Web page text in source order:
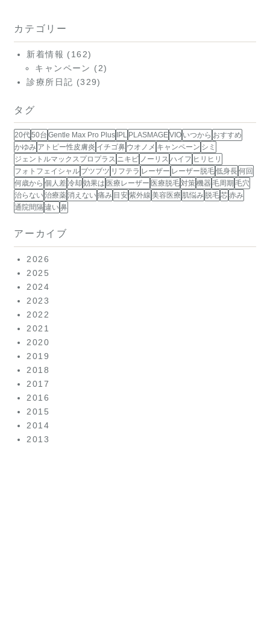
カテゴリー
新着情報 (162)
キャンペーン (2)
診療所日記 (329)
タグ
20代50台 Gentle Max Pro Plus IPL PLASMAGEVIO いつから おすすめ
かゆみ アトピー性皮膚炎 イチゴ鼻 ウオノメ キャンペーン シミ
ジェントルマックスプロプラス ニキビ ノーリス ハイフ ヒリヒリ
フォトフェイシャル ブツブツ リフテラ レーザー レーザー脱毛低身長何回
何歳から 個人差冷却 効果は 医療レーザー 医療脱毛対策機器 毛周期 毛穴
治らない治療薬消えない痛み 目安紫外線 美容医療 肌悩み 脱毛芯赤み
通院間隔 違い鼻
アーカイブ
2026
2025
2024
2023
2022
2021
2020
2019
2018
2017
2016
2015
2014
2013